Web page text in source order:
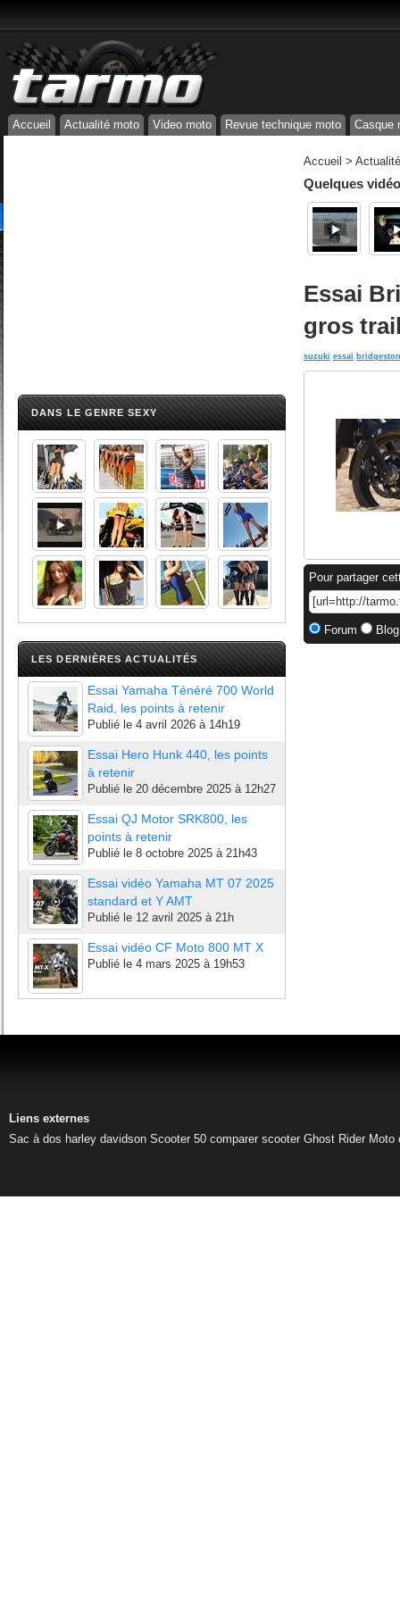
Accueil Actualité moto Video moto Revue technique moto Casque
DANS LE GENRE SEXY
LES DERNIÈRES ACTUALITÉS
Essai Yamaha Ténéré 700 World
Raid, les points à retenir
Publié le 4 avril 2026 à 14h19
Essai Hero Hunk 440, les points
à retenir
Publié le 20 décembre 2025 à 12h27
Essai QJ Motor SRK800, les
points à retenir
Publié le 8 octobre 2025 à 21h43
Essai vidéo Yamaha MT 07 2025
standard et Y AMT
Publié le 12 avril 2025 à 21h
Essai vidéo CF Moto 800 MT X
Publié le 4 mars 2025 à 19h53
Accueil >
Quelques
Essai
gros
suzuki essai
Pour partager
Forum
Liens externes
Sac à dos harley davidson Scooter 50 comparer scooter Ghost Rider Moto